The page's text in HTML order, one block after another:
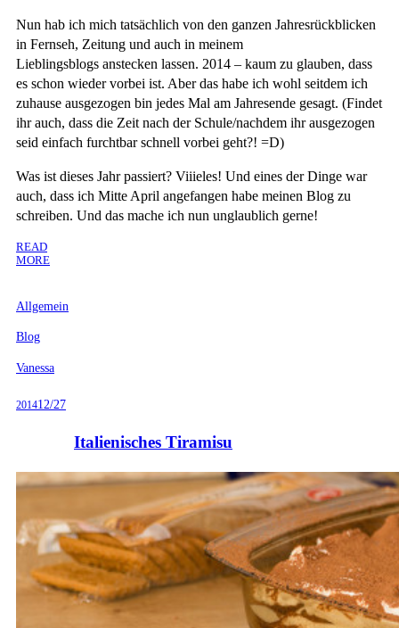
Nun hab ich mich tatsächlich von den ganzen Jahresrückblicken
in Fernseh, Zeitung und auch in meinem
Lieblingsblogs anstecken lassen. 2014 – kaum zu glauben, dass
es schon wieder vorbei ist. Aber das habe ich wohl seitdem ich
zuhause ausgezogen bin jedes Mal am Jahresende gesagt. (Findet
ihr auch, dass die Zeit nach der Schule/nachdem ihr ausgezogen
seid einfach furchtbar schnell vorbei geht?! =D)
Was ist dieses Jahr passiert? Viiieles! Und eines der Dinge war
auch, dass ich Mitte April angefangen habe meinen Blog zu
schreiben. Und das mache ich nun unglaublich gerne!
READ
MORE
Allgemein
Blog
Vanessa
201412/27
Italienisches Tiramisu